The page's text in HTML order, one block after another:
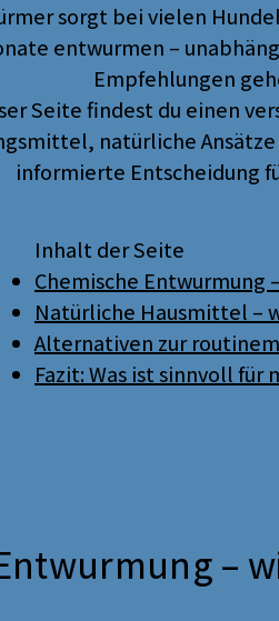
sorgt bei vielen
entwurmen –
Empfehlungen
Seite findest du einen
natürliche
informierte Entscheidung
Inhalt der Seite
Chemische Entwurmung
Natürliche Hausmittel –
Alternativen zur
Fazit: Was ist sinnvoll für
–